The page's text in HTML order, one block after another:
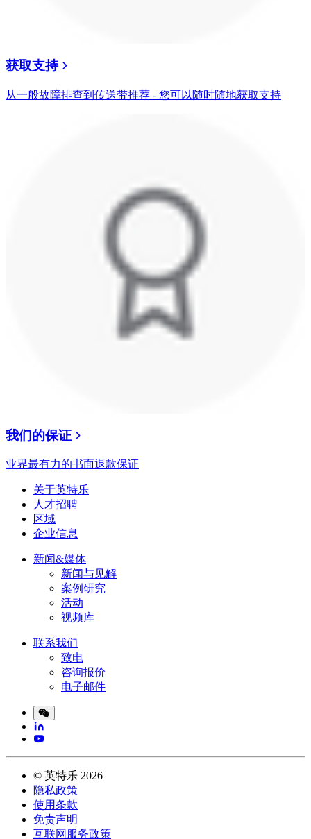
获取支持
从一般故障排查到传送带推荐 - 您可以随时随地获取支持
我们的保证
业界最有力的书面退款保证
关于英特乐
人才招聘
区域
企业信息
新闻&媒体
新闻与见解
案例研究
活动
视频库
联系我们
致电
咨询报价
电子邮件
© 英特乐 2026
隐私政策
使用条款
免责声明
互联网服务政策